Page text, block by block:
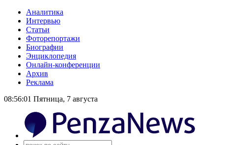
Аналитика
Интервью
Статьи
Фоторепортажи
Биографии
Энциклопедия
Онлайн-конференции
Архив
Реклама
08:56:01 Пятница, 7 августа